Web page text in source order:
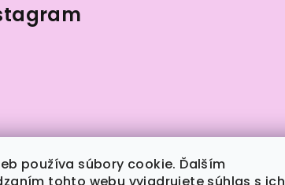
používa súbory cookie. Ďalším